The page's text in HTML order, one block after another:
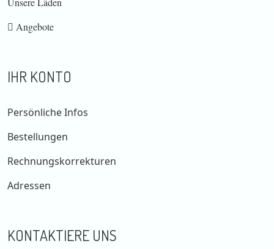
Angebote
IHR KONTO
Persönliche Infos
Bestellungen
Rechnungskorrekturen
Adressen
KONTAKTIERE UNS